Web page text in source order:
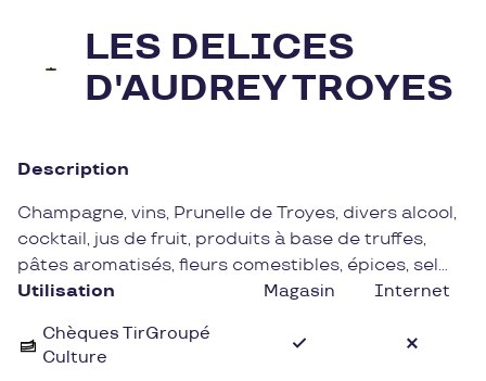
LES DELICES
D'AUDREY TROYES
Description
Champagne, vins, Prunelle de Troyes, divers alcool,
cocktail, jus de fruit, produits à base de truffes,
pâtes aromatisés, fleurs comestibles, épices, sel
aromatisés, huiles, vinaigres, tartinables, chocolats,
envies
Utilisation Magasin Internet
Chèques TirGroupé
Culture